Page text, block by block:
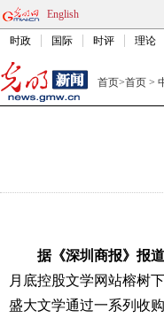
English
时政 国际 时评 理论
首页>首页 >
据《深圳商报》报道
月底控股文学网站榕树
盛大文学通过一系列收